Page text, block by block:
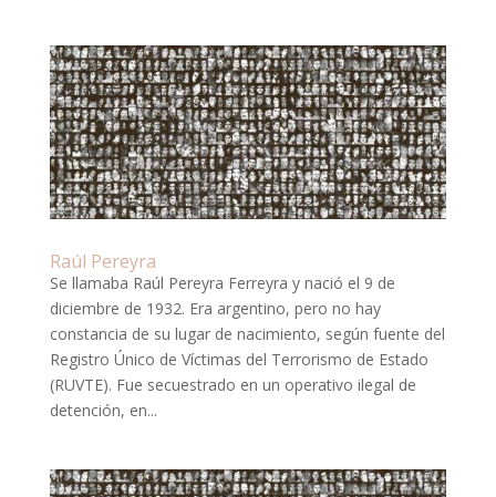
Raúl Pereyra
Se llamaba Raúl Pereyra Ferreyra y nació el 9 de
diciembre de 1932. Era argentino, pero no hay
constancia de su lugar de nacimiento, según fuente del
Registro Único de Víctimas del Terrorismo de Estado
(RUVTE). Fue secuestrado en un operativo ilegal de
detención, en...